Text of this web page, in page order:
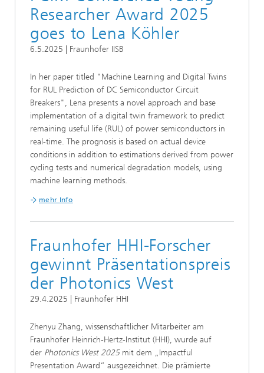
Researcher Award 2025
goes to Lena Köhler
6.5.2025 | Fraunhofer IISB
In her paper titled "Machine Learning and Digital Twins
for RUL Prediction of DC Semiconductor Circuit
Breakers", Lena presents a novel approach and base
implementation of a digital twin framework to predict
remaining useful life (RUL) of power semiconductors in
real-time. The prognosis is based on actual device
conditions in addition to estimations derived from power
cycling tests and numerical degradation models, using
machine learning methods.
mehr Info
Fraunhofer HHI-Forscher
gewinnt Präsentationspreis
der Photonics West
29.4.2025 | Fraunhofer HHI
Zhenyu Zhang, wissenschaftlicher Mitarbeiter am
Fraunhofer Heinrich-Hertz-Institut (HHI), wurde auf
der Photonics West 2025mit dem „Impactful
Presentation Award“ ausgezeichnet. Die prämierte